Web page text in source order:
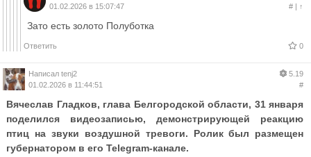
01.02.2026 в 15:07:47
#| ↑
Зато есть золото Полуботка
Ответить 0
Написал tenj2
01.02.2026 в 11:44:51
5.19
#
Вячеслав Гладков, глава Белгородской области, 31 января
поделился видеозаписью, демонстрирующей реакцию
птиц на звуки воздушной тревоги. Ролик был размещен
губернатором в его Telegram-канале.